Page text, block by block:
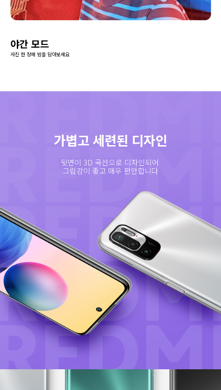
야간 모드
사진 한 장에 밤을 담아보세요
가볍고 세련된 디자인
뒷면이 3D 곡선으로 디자인되어
그립감이 좋고 매우 편안합니다